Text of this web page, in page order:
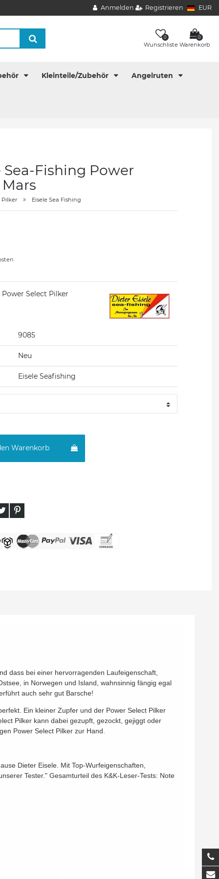
Anmelden Registrieren EUR
0
Wunschliste
0
Warenkorb
Kleinteile/Zubehör Angelruten
Sea-Fishing Power
Pilker Eisele Sea Fishing
Select Pilker
9085
Neu
Eisele Seafishing
Warenkorb
dass bei einer hervorragenden Laufeigenschaft,
in Norwegen und Island, wahnsinnig fängig egal
auch sehr gut Barsche!
Ein kleiner Zupfer und der Power Select Pilker
Pilker kann dabei gezupft, gezockt, gejiggt oder
Power Select Pilker zur Hand.
Dieter Eisele. Mit Top-Wurfeigenschaften,
Tester." Gesamturteil des K&K-Leser-Tests: Note